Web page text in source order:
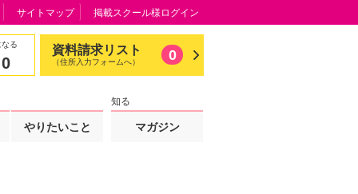
る
0
資料請求リスト
（住所入力フォームへ） 0
やりたいこと
知る
マガジン
サイトマップ 掲載スクール様ログイン